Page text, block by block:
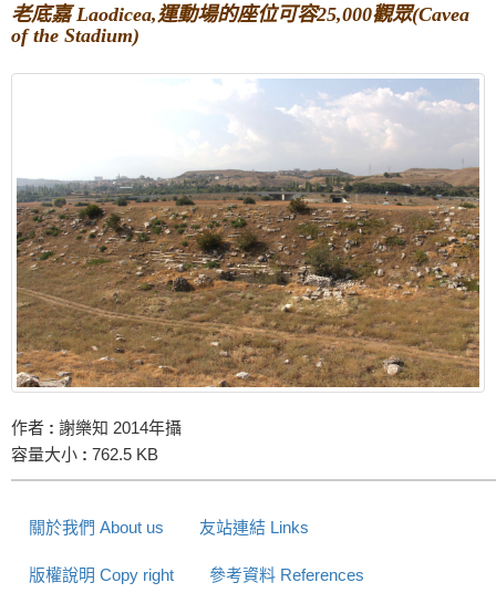
老底嘉 Laodicea,運動場的座位可容25,000觀眾(Cavea
of the Stadium)
作者 : 謝樂知 2014年攝
容量大小 : 762.5 KB
關於我們 About us 友站連結 Links
版權說明 Copy right 參考資料 References